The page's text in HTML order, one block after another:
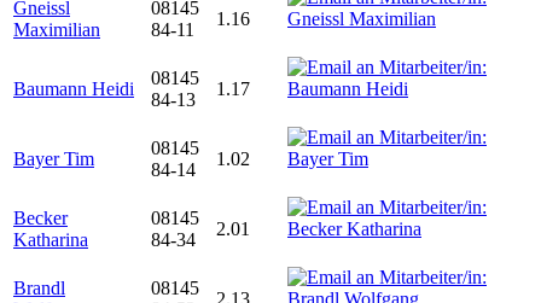
Gneissl
Maximilian
08145
84-11
1.16
Baumann Heidi
08145
84-13
1.17
Bayer Tim
08145
84-14
1.02
Becker
Katharina
08145
84-34
2.01
Brandl
08145